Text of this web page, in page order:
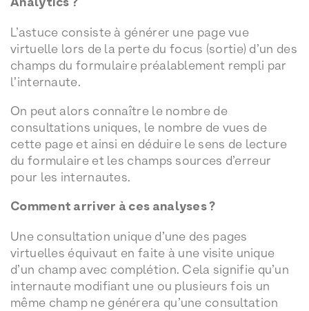
L’astuce consiste à générer une page vue
virtuelle lors de la perte du focus (sortie) d’un des
champs du formulaire préalablement rempli par
l’internaute.
On peut alors connaître le nombre de
consultations uniques, le nombre de vues de
cette page et ainsi en déduire le sens de lecture
du formulaire et les champs sources d’erreur
pour les internautes.
Comment arriver à ces analyses ?
Une consultation unique d’une des pages
virtuelles équivaut en faite à une visite unique
d’un champ avec complétion. Cela signifie qu’un
internaute modifiant une ou plusieurs fois un
même champ ne générera qu’une consultation